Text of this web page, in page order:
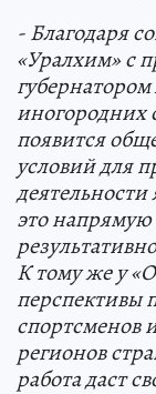
- Благодаря
«Уралхим» с
иногородних
появится
условий для
это
К тому же у
перспективы
спортсменов
регионов
работа даст